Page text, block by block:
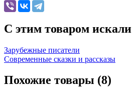
C этим товаром искали
Зарубежные писатели
Современные сказки и рассказы
Похожие товары (8)